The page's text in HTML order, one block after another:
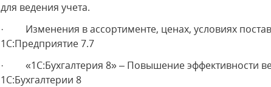
для ведения учета.
· Изменения в ассортименте, ценах, условиях
1С:Предприятие 7.7
· «1С:Бухгалтерия 8» – Повышение эффективности
1С:Бухгалтерии 8